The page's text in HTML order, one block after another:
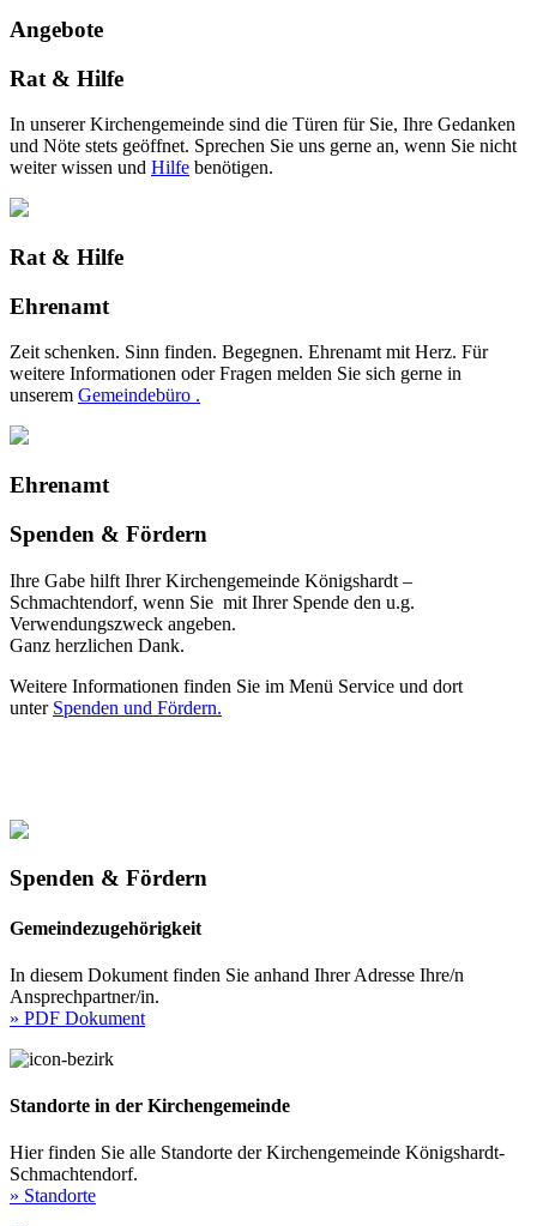
Angebote
Rat & Hilfe
In unserer Kirchengemeinde sind die Türen für Sie, Ihre Gedanken
und Nöte stets geöffnet. Sprechen Sie uns gerne an, wenn Sie nicht
weiter wissen und Hilfe benötigen.
Rat & Hilfe
Ehrenamt
Zeit schenken. Sinn finden. Begegnen. Ehrenamt mit Herz. Für
weitere Informationen oder Fragen melden Sie sich gerne in
unserem Gemeindebüro .
Ehrenamt
Spenden & Fördern
Ihre Gabe hilft Ihrer Kirchengemeinde Königshardt –
Schmachtendorf, wenn Sie mit Ihrer Spende den u.g.
Verwendungszweck angeben.
Ganz herzlichen Dank.
Weitere Informationen finden Sie im Menü Service und dort
unter Spenden und Fördern.
Spenden & Fördern
Gemeindezugehörigkeit
In diesem Dokument finden Sie anhand Ihrer Adresse Ihre/n
Ansprechpartner/in.
» PDF Dokument
Standorte in der Kirchengemeinde
Hier finden Sie alle Standorte der Kirchengemeinde Königshardt-
Schmachtendorf.
» Standorte